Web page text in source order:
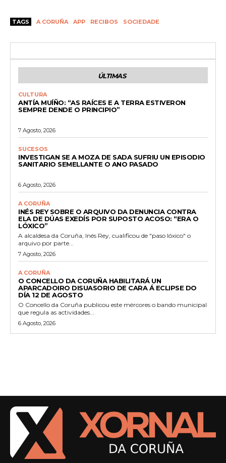
TAGS A CORUÑA APP RECIBOS SOCIEDADE
ÚLTIMAS
CULTURA
ANTÍA MUÍÑO: “AS RAÍCES E A TERRA ESTIVERON
SEMPRE DENDE O PRINCIPIO”
7 Agosto, 2026
SUCESOS
INVESTIGAN SE A MOZA DE SADA SUFRIU UN EPISODIO
SANITARIO SEMELLANTE O ANO PASADO
6 Agosto, 2026
A CORUÑA
INÉS REY SOBRE O ARQUIVO DA DENUNCIA CONTRA
ELA DE DÚAS EXEDÍS POR SUPOSTO ACOSO: “ERA O
LÓXICO”
A alcaldesa da Coruña, Inés Rey, cualificou de "paso lóxico" o
arquivo por parte...
7 Agosto, 2026
A CORUÑA
O CONCELLO DA CORUÑA HABILITARÁ UN
APARCADOIRO DISUASORIO DE CARA Á ECLIPSE DO
DÍA 12 DE AGOSTO
O Concello da Coruña publicou este mércores o bando municipal
que regula as actividades...
6 Agosto, 2026